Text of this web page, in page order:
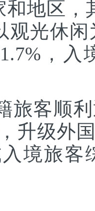
和地区，
观光休
，
客顺利
升级外
境旅客